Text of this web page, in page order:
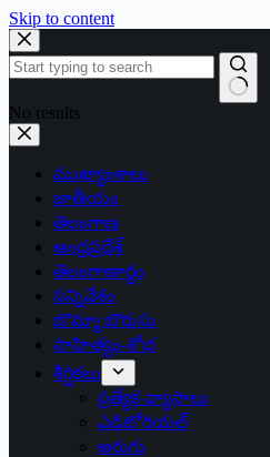
Skip to content
No results
ముఖ్యాంశాలు
జాతీయం
తెలంగాణ
ఆంధ్రప్రదేశ్
తెలంగాణార్థం
సన్నివేశం
బొమ్మా బొరుసు
సాహిత్యం-శోభ
శీర్షికలు
ప్రత్యేక వ్యాసాలు
ఎడిటోరియల్
అరుగు